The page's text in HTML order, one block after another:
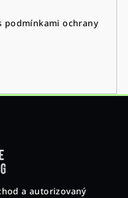
podmínkami ochrany
a autorizovaný